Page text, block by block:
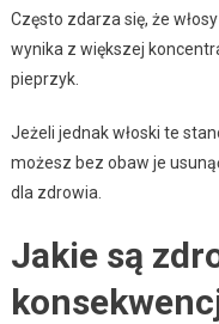
Często zdarza się, że
wynika z większej
pieprzyk.
Jeżeli jednak włoski te
możesz bez obaw je
dla zdrowia.
Jakie są